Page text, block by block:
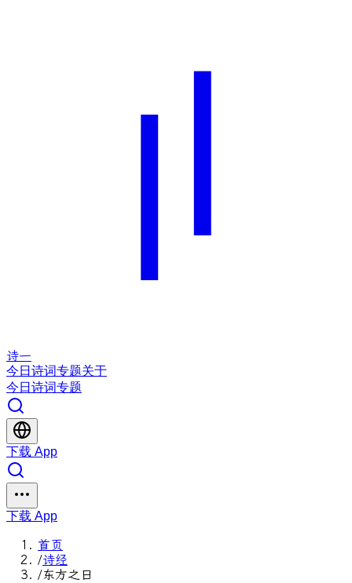
诗一
今日 诗词专题关于
今日 诗词专题
下载 App
下载 App
首页
/诗经
/东方之日